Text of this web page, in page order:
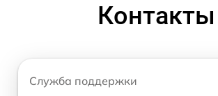
Контакты
Служба поддержки